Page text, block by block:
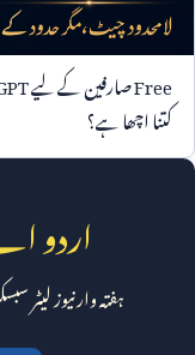
Freeصارفین کے لیے
کتنا اچھا ہے؟
اردو
ہفتہ وار نیوز